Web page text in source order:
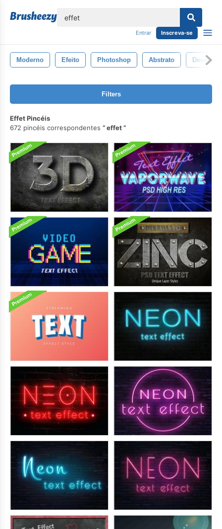
Entrar Inscreva-se
Moderno Efeito Photoshop Abstrato Desenhar
Filters
Effet Pincéis
672 pincéis correspondentes
effet